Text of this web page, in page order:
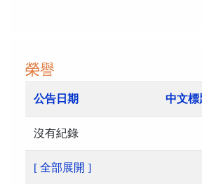
榮譽
公告日期 中文標
沒有紀錄
[ 全部展開 ]